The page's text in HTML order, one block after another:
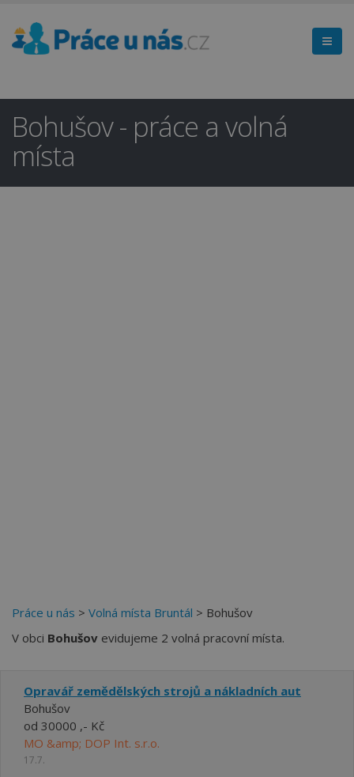
Bohušov - práce a volná
místa
Práce u nás > Volná místa Bruntál > Bohušov
V obci Bohušov evidujeme 2 volná pracovní místa.
Opravář zemědělských strojů a nákladních aut
Bohušov
od 30000 ,- Kč
MO &amp; DOP Int. s.r.o.
17.7.